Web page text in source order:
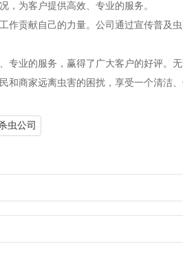
，为客户提供高效、专业的服务。
作贡献自己的力量。公司通过宣传普及
业的服务，赢得了广大客户的好评。
商家远离虫害的困扰，享受一个清洁、
虫公司
术行内领先｛常平臭虫跳蚤虱子防治服